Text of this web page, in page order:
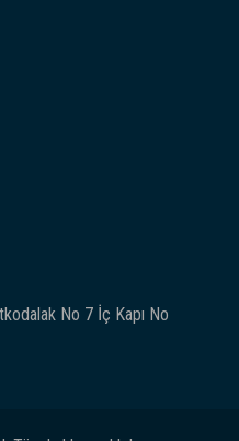
No 7 İç Kapı No